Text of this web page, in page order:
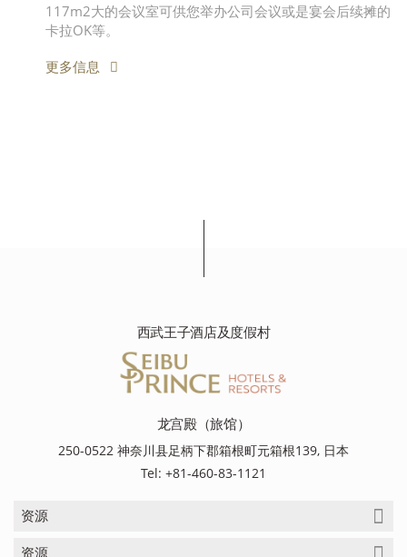
117m2大的会议室可供您举办公司会议或是宴会后续摊的
卡拉OK等。
更多信息
西武王子酒店及度假村
龙宫殿（旅馆）
250-0522 神奈川县足柄下郡箱根町元箱根139, 日本
Tel: +81-460-83-1121
资源
资源